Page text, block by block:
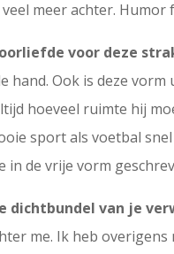
meer achter. Humor
voor deze
Ook is deze vorm
hoeveel ruimte hij
sport als voetbal
de vrije vorm
dichtbundel van je
me. Ik heb